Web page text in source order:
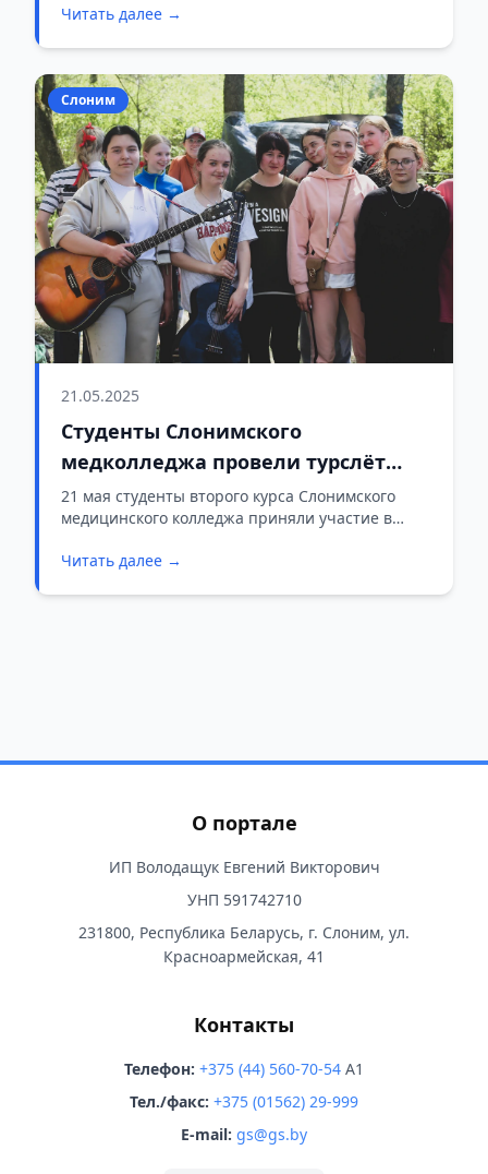
традиция: по словам преподавателей, ей уже
обычного выезда на природу получается
настоящий праздник.
Читать далее →
Слоним
21.05.2025
Студенты Слонимского
медколледжа провели турслёт
недалеко от Щары
21 мая студенты второго курса Слонимского
медицинского колледжа приняли участие в
Щара. В мероприятии также участвовали
Читать далее →
О портале
ИП Володащук Евгений Викторович
УНП 591742710
231800, Республика Беларусь, г. Слоним, ул.
Красноармейская, 41
Контакты
Телефон: +375 (44) 560-70-54 A1
Тел./факс: +375 (01562) 29-999
E-mail: gs@gs.by